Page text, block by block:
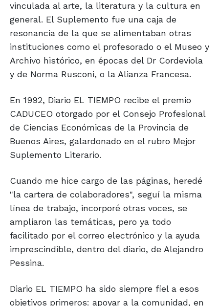
vinculada al arte, la literatura y la cultura en
general. El Suplemento fue una caja de
resonancia de la que se alimentaban otras
instituciones como el profesorado o el Museo y
Archivo histórico, en épocas del Dr Cordeviola
y de Norma Rusconi, o la Alianza Francesa.
En 1992, Diario EL TIEMPO recibe el premio
CADUCEO otorgado por el Consejo Profesional
de Ciencias Económicas de la Provincia de
Buenos Aires, galardonado en el rubro Mejor
Suplemento Literario.
Cuando me hice cargo de las páginas, heredé
"la cartera de colaboradores", seguí la misma
línea de trabajo, incorporé otras voces, se
ampliaron las temáticas, pero ya todo
facilitado por el correo electrónico y la ayuda
imprescindible, dentro del diario, de Alejandro
Pessina.
Diario EL TIEMPO ha sido siempre fiel a esos
objetivos primeros: apoyar a la comunidad, en